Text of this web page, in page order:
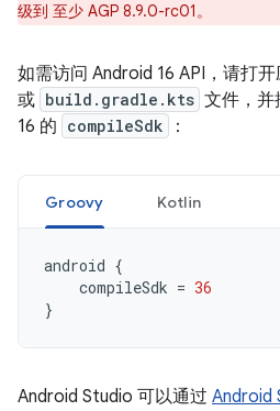
级到 至少 AGP 8.9.0-rc01。
如需访问 Android 16 API，请打
或 build.gradle.kts 文件，并
16 的 compileSdk ：
Groovy Kotlin
android {
compileSdk = 36
}
Android Studio 可以通过 Android